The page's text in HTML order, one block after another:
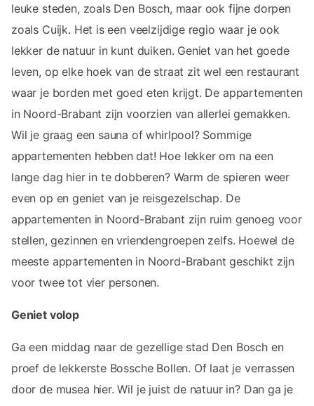
leuke steden, zoals Den Bosch, maar ook fijne dorpen
zoals Cuijk. Het is een veelzijdige regio waar je ook
lekker de natuur in kunt duiken. Geniet van het goede
leven, op elke hoek van de straat zit wel een restaurant
waar je borden met goed eten krijgt. De appartementen
in Noord-Brabant zijn voorzien van allerlei gemakken.
Wil je graag een sauna of whirlpool? Sommige
appartementen hebben dat! Hoe lekker om na een
lange dag hier in te dobberen? Warm de spieren weer
even op en geniet van je reisgezelschap. De
appartementen in Noord-Brabant zijn ruim genoeg voor
stellen, gezinnen en vriendengroepen zelfs. Hoewel de
meeste appartementen in Noord-Brabant geschikt zijn
voor twee tot vier personen.
Geniet volop
Ga een middag naar de gezellige stad Den Bosch en
proef de lekkerste Bossche Bollen. Of laat je verrassen
door de musea hier. Wil je juist de natuur in? Dan ga je